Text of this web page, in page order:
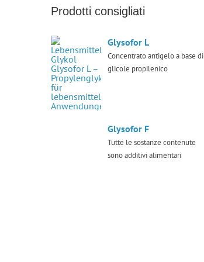
Prodotti consigliati
Glysofor L
Concentrato antigelo a base di
glicole propilenico
Glysofor F
Tutte le sostanze contenute
sono additivi alimentari